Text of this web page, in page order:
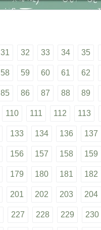
31 32 33 34 35
58 59 60 61 62
85 86 87 88 89
110 111 112 113
133 134 136 137
156 157 158 159
179 180 181 182
201 202 203 204
227 228 229 230